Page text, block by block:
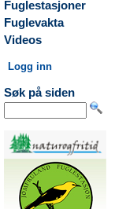
Fuglestasjoner
Fuglevakta
Videos
Logg inn
Søk på siden